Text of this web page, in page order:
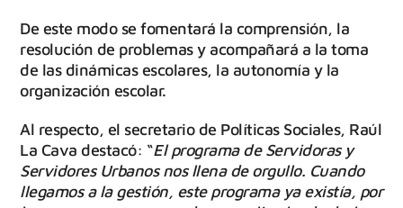
De este modo se fomentará la comprensión, la
resolución de problemas y acompañará a la toma
de las dinámicas escolares, la autonomía y la
organización escolar.
Al respecto, el secretario de Políticas Sociales, Raúl
La Cava destacó: “El programa de Servidoras y
Servidores Urbanos nos llena de orgullo. Cuando
llegamos a la gestión, este programa ya existía, por